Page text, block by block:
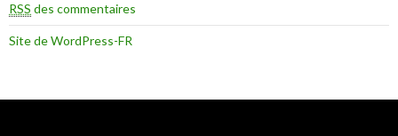
RSS des commentaires
Site de WordPress-FR